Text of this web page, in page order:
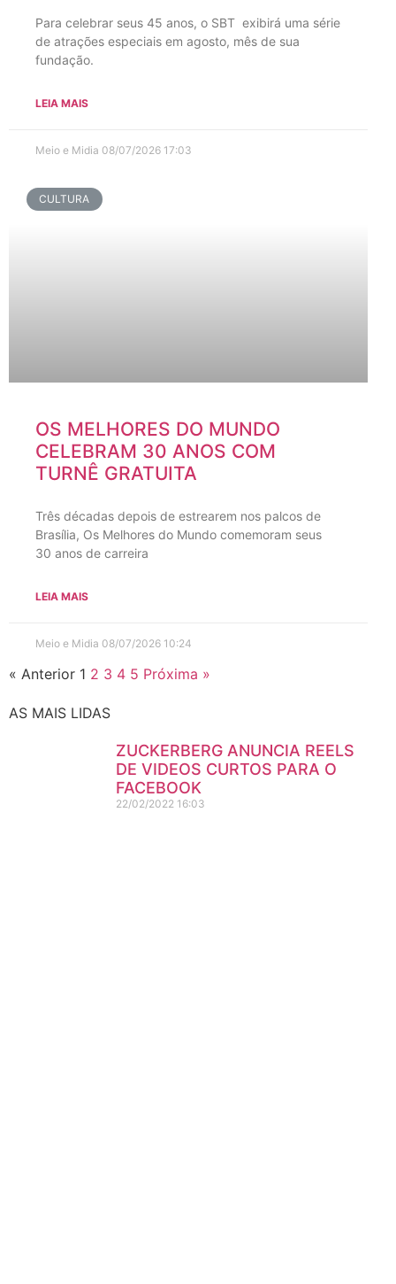
Para celebrar seus 45 anos, o SBT exibirá uma série
de atrações especiais em agosto, mês de sua
fundação.
LEIA MAIS
Meio e Midia 08/07/2026 17:03
CULTURA
OS MELHORES DO MUNDO
CELEBRAM 30 ANOS COM
TURNÊ GRATUITA
Três décadas depois de estrearem nos palcos de
Brasília, Os Melhores do Mundo comemoram seus
30 anos de carreira
LEIA MAIS
Meio e Midia 08/07/2026 10:24
« Anterior 1 2 3 4 5 Próxima »
AS MAIS LIDAS
ZUCKERBERG ANUNCIA REELS
DE VIDEOS CURTOS PARA O
FACEBOOK
22/02/2022 16:03